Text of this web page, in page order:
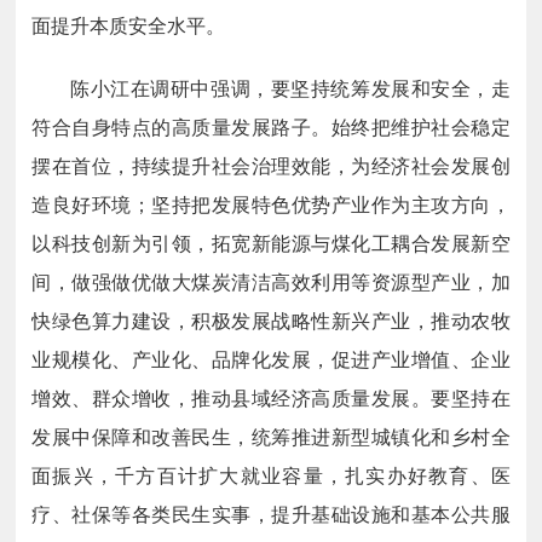
面提升本质安全水平。
陈小江在调研中强调，要坚持统筹发展和安全，走
符合自身特点的高质量发展路子。始终把维护社会稳定
摆在首位，持续提升社会治理效能，为经济社会发展创
造良好环境；坚持把发展特色优势产业作为主攻方向，
以科技创新为引领，拓宽新能源与煤化工耦合发展新空
间，做强做优做大煤炭清洁高效利用等资源型产业，加
快绿色算力建设，积极发展战略性新兴产业，推动农牧
业规模化、产业化、品牌化发展，促进产业增值、企业
增效、群众增收，推动县域经济高质量发展。要坚持在
发展中保障和改善民生，统筹推进新型城镇化和乡村全
面振兴，千方百计扩大就业容量，扎实办好教育、医
疗、社保等各类民生实事，提升基础设施和基本公共服